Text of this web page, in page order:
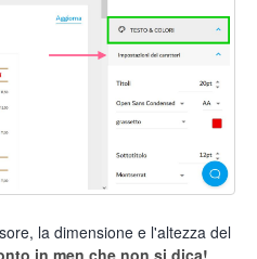
la dimensione e l'altezza del